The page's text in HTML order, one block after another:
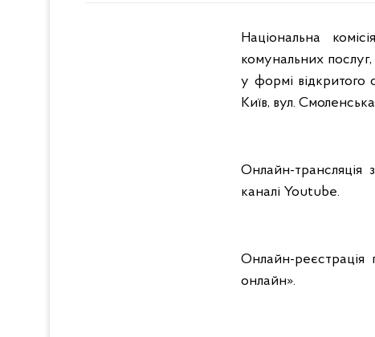
Національна
комунальних
у формі відкритого
Київ, вул.
Онлайн-трансляція
каналі Youtube.
Онлайн-реєстрація
онлайн».